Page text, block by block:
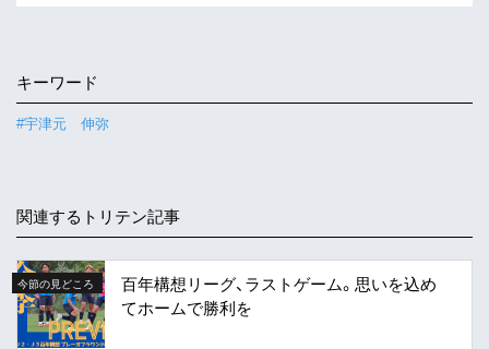
キーワード
#宇津元 伸弥
関連するトリテン記事
今節の見どころ
百年構想リーグ、ラストゲーム。思いを込め
てホームで勝利を